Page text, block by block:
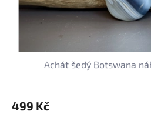
Achát šedý Botswana
499 Kč